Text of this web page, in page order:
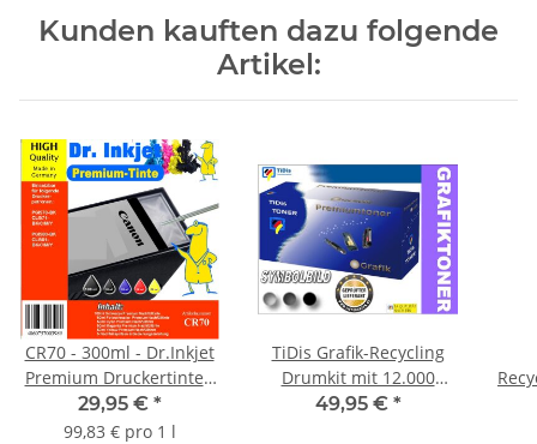
Kunden kauften dazu folgende
Artikel:
CR70 - 300ml - Dr.Inkjet
Premium Druckertinte /
Nachfülltinte Starterset
für Ihren Drucker mit
29,95 € *
99,83 € pro 1 l
TiDis Grafik-Recycling
Drumkit mit 12.000
Seiten Druckleistung
49,95 € *